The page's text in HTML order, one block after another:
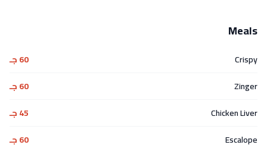
Meals
Crispy
60 جـ
Zinger
60 جـ
Chicken Liver
45 جـ
Escalope
60 جـ